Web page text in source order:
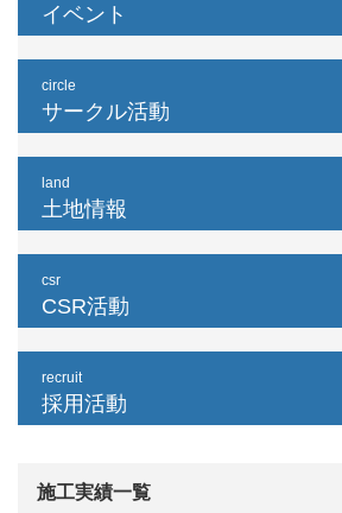
イベント
circle
サークル活動
land
土地情報
csr
CSR活動
recruit
採用活動
施工実績一覧